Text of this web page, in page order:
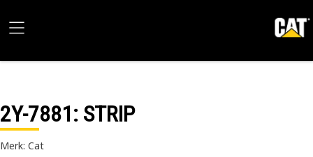
2Y-7881: STRIP
Merk: Cat